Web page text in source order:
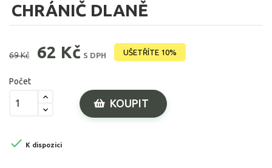
CHRÁNIČ DLANĚ
69 Kč 62 Kč S DPH UŠETŘÍTE 10%
Počet
KOUPIT
 K dispozici